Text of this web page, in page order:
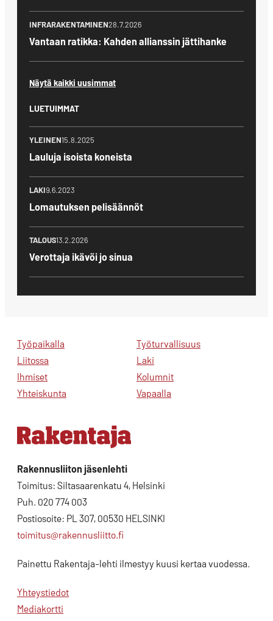
INFRARAKENTAMINEN28.7.2026
Vantaan ratikka: Kahden allianssin jättihanke
Näytä kaikki uusimmat
LUETUIMMAT
YLEINEN15.8.2025
Lauluja isoista koneista
LAKI9.6.2023
Lomautuksen pelisäännöt
TALOUS13.2.2026
Verottaja ikävöi jo sinua
Työpaikalla
Liitossa
Ihmiset
Yhteiskunta
Työturvallisuus
Laki
Kolumnit
Vapaalla
Rakennusliiton jäsenlehti
Toimitus: Siltasaarenkatu 4, Helsinki
Puh. 020 774 003
Postiosoite: PL 307, 00530 HELSINKI
toimitus@rakennusliitto.fi
Painettu Rakentaja-lehti ilmestyy kuusi kertaa vuodessa.
Yhteystiedot
Mediakortti